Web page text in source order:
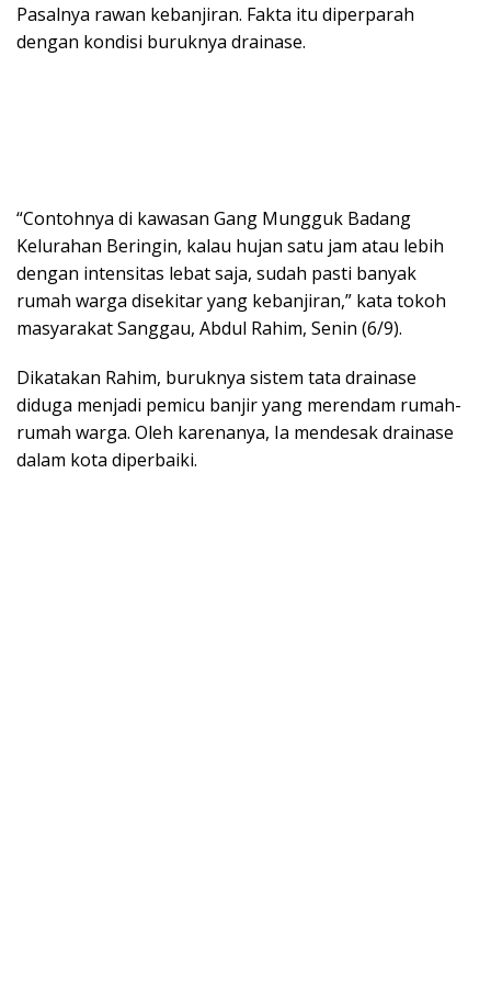
Pasalnya rawan kebanjiran. Fakta itu diperparah
dengan kondisi buruknya drainase.
“Contohnya di kawasan Gang Mungguk Badang
Kelurahan Beringin, kalau hujan satu jam atau lebih
dengan intensitas lebat saja, sudah pasti banyak
rumah warga disekitar yang kebanjiran,” kata tokoh
masyarakat Sanggau, Abdul Rahim, Senin (6/9).
Dikatakan Rahim, buruknya sistem tata drainase
diduga menjadi pemicu banjir yang merendam rumah-
rumah warga. Oleh karenanya, Ia mendesak drainase
dalam kota diperbaiki.